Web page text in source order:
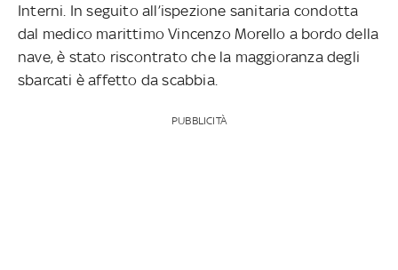
Interni. In seguito all’ispezione sanitaria condotta
dal medico marittimo Vincenzo Morello a bordo della
nave, è stato riscontrato che la maggioranza degli
sbarcati è affetto da scabbia.
PUBBLICITÀ